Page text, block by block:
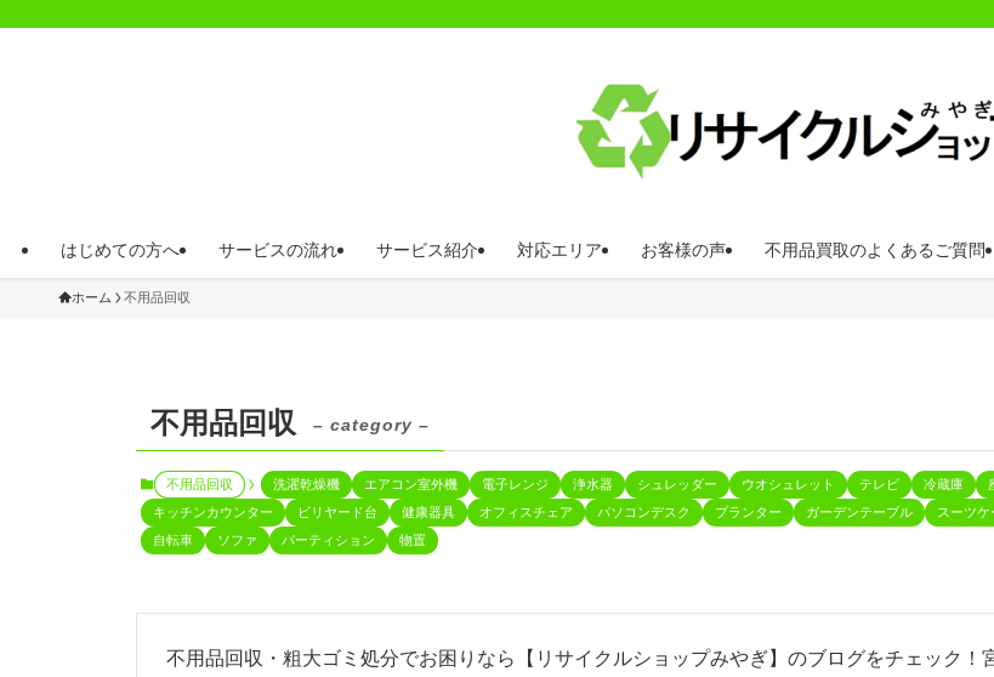
はじめての方へ サービスの流れ サービス紹介 対応エリア お客様の声 不用品買取のよくあるご質問
ホーム 不用品回収
不用品回収 – category –
不用品回収 洗濯乾燥機 エアコン室外機 電子レンジ 浄水器 シュレッダー ウオシュレット テレビ 冷蔵庫
キッチンカウンター
ビリヤード台 健康器具 オフィスチェア パソコンデスク プランター ガーデンテーブル スーツケ
自転車
ソファ パーティション 物置
不用品回収・粗大ゴミ処分でお困りなら【リサイクルショップみやぎ】のブログをチェック